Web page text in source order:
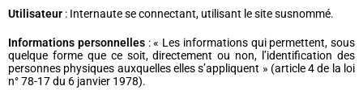
Utilisateur : Internaute se connectant, utilisant le site susnommé.
Informations personnelles: « Les informations qui permettent, sous
quelque forme que ce soit, directement ou non, l’identification des
personnes physiques auxquelles elles s’appliquent » (article 4 de la loi
n° 78-17 du 6 janvier 1978).